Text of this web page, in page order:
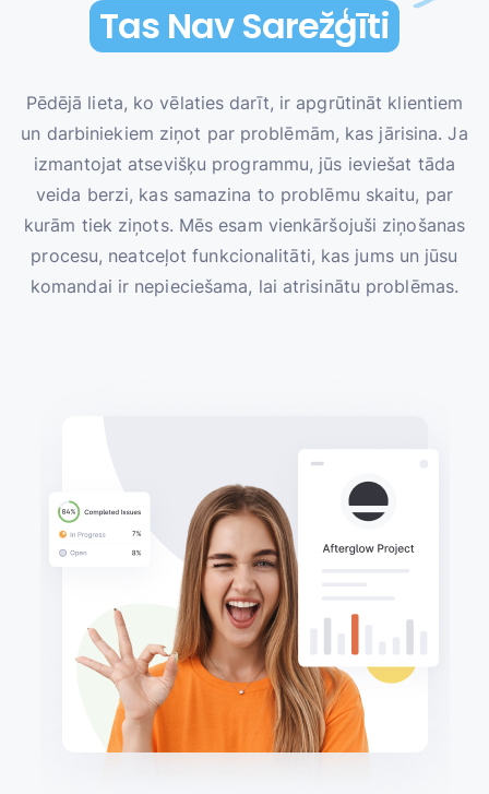
Tas Nav Sarežģīti
Pēdējā lieta, ko vēlaties darīt, ir apgrūtināt klientiem
un darbiniekiem ziņot par problēmām, kas jārisina. Ja
izmantojat atsevišķu programmu, jūs ieviešat tāda
veida berzi, kas samazina to problēmu skaitu, par
kurām tiek ziņots. Mēs esam vienkāršojuši ziņošanas
procesu, neatceļot funkcionalitāti, kas jums un jūsu
komandai ir nepieciešama, lai atrisinātu problēmas.